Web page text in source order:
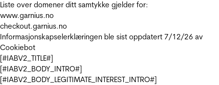
Liste over domener ditt samtykke gjelder for:
www.garnius.no
checkout.garnius.no
Informasjonskapselerklæringen ble sist oppdatert 7/12/26 av
Cookiebot
[#IABV2_TITLE#]
[#IABV2_BODY_INTRO#]
[#IABV2_BODY_LEGITIMATE_INTEREST_INTRO#]